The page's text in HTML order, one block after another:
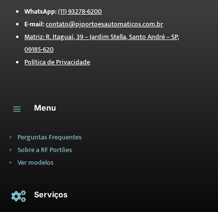
WhatsApp:(11) 93278-6200
E-mail:contato@pjportoesautomaticos.com.br
Matriz: R. Itaguaí, 39 – Jardim Stella, Santo André – SP,
09185-620
Política de Privacidade
a Menu
Perguntas Frequentes
Sobre a RF Portões
Ver modelos
 Serviços